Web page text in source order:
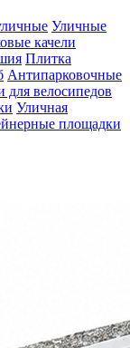
Уличные
качели
Плитка
Антипарковочные
для велосипедов
Уличная
площадки